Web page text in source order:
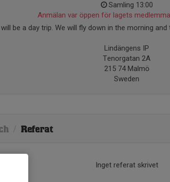
Samling 13:00
Anmälan var öppen för lagets
be a day trip. We will fly down in the morning
Lindängens IP
Tenorgatan 2A
215 74 Malmö
Sweden
/ Referat
Inget referat skrivet